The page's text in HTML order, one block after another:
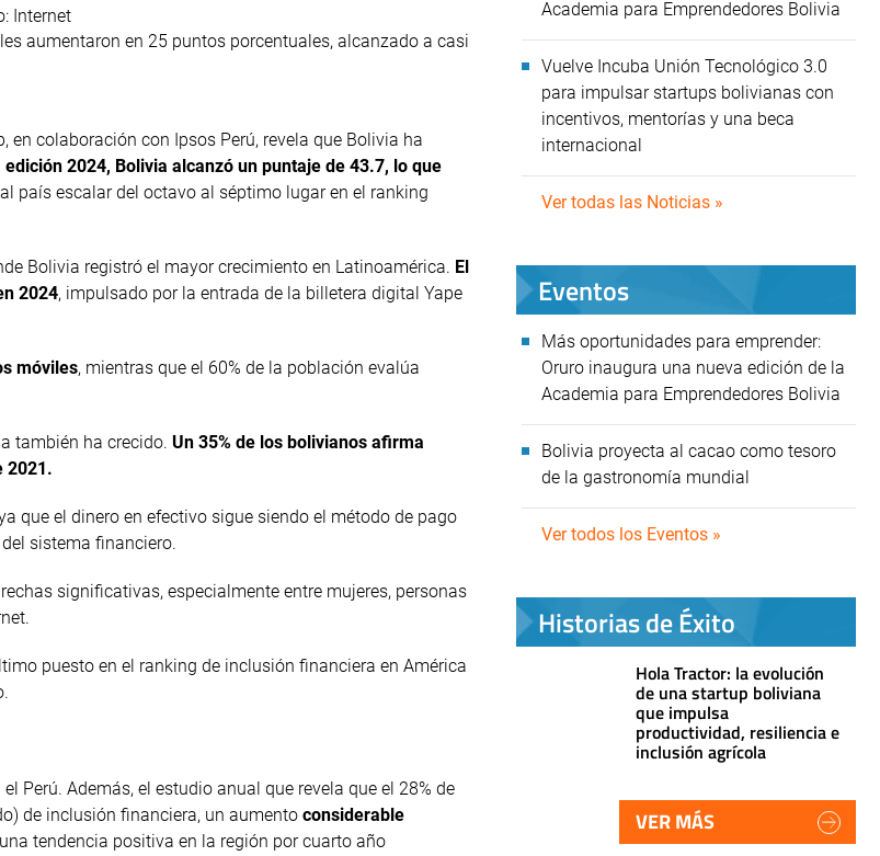
Internet
aumentaron en 25 puntos porcentuales, alcanzado a casi
en colaboración con Ipsos Perú, revela que Bolivia ha
edición 2024, Bolivia alcanzó un puntaje de 43.7, lo que
país escalar del octavo al séptimo lugar en el ranking
Bolivia registró el mayor crecimiento en Latinoamérica. El
2024, impulsado por la entrada de la billetera digital Yape
móviles, mientras que el 60% de la población evalúa
también ha crecido. Un 35% de los bolivianos afirma
2021.
que el dinero en efectivo sigue siendo el método de pago
sistema financiero.
significativas, especialmente entre mujeres, personas
puesto en el ranking de inclusión financiera en América
Perú. Además, el estudio anual que revela que el 28% de
de inclusión financiera, un aumento considerable
tendencia positiva en la región por cuarto año
Academia para Emprendedores Bolivia
Vuelve Incuba Unión Tecnológico 3.0
para impulsar startups bolivianas con
incentivos, mentorías y una beca
internacional
Ver todas las Noticias »
Eventos
Más oportunidades para emprender:
Oruro inaugura una nueva edición de la
Academia para Emprendedores Bolivia
Bolivia proyecta al cacao como tesoro
de la gastronomía mundial
Ver todos los Eventos »
Historias de Éxito
Hola Tractor: la evolución
de una startup boliviana
que impulsa
productividad, resiliencia e
inclusión agrícola
VER MÁS